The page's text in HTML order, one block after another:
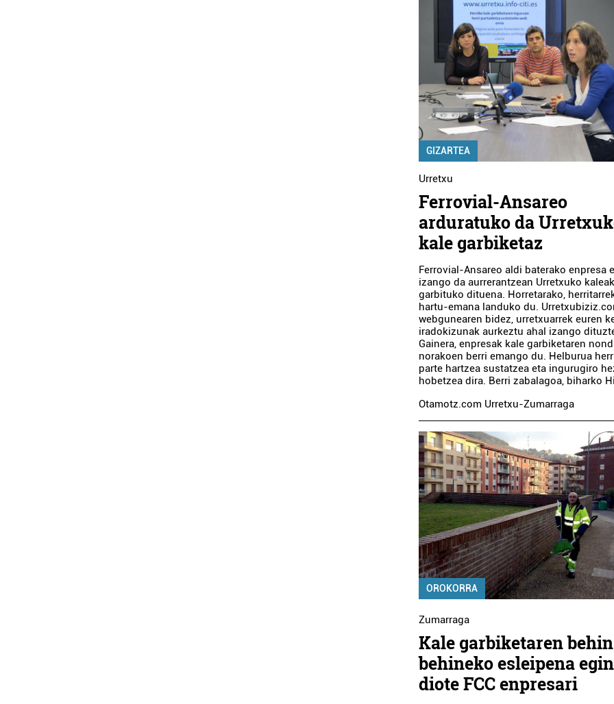
GIZARTEA
Urretxu
Ferrovial-Ansareo
arduratuko da
kale garbiketaz
Ferrovial-Ansareo aldi baterako enpresa
izango da aurrerantzean Urretxuko
garbituko dituena. Horretarako,
hartu-emana landuko du.
webgunearen bidez, urretxuarrek euren
iradokizunak aurkeztu ahal izango
Gainera, enpresak kale garbiketaren
norakoen berri emango du. Helburua
parte hartzea sustatzea eta ingurugiro
hobetzea dira. Berri zabalagoa, biharko
Otamotz.com Urretxu-Zumarraga
OROKORRA
Zumarraga
Kale garbiketaren behin
behineko esleipena egin
diote FCC enpresari